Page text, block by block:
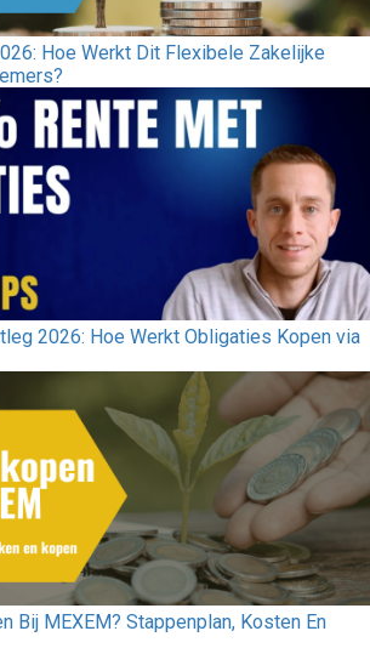
Hoe Werkt Dit Flexibele Zakelijke
2026: Hoe Werkt Obligaties Kopen via
Bij MEXEM? Stappenplan, Kosten En